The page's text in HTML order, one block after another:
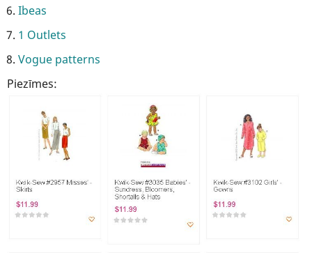
Ibeas
1 Outlets
Vogue patterns
Piezīmes: